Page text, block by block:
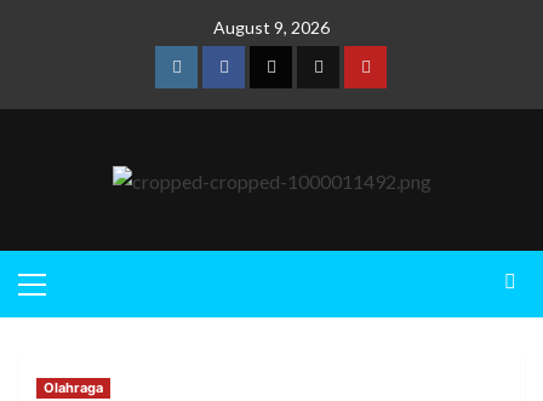
August 9, 2026
Olahraga